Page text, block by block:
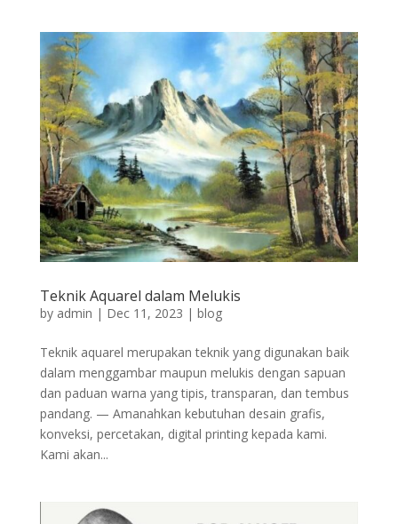
Teknik Aquarel dalam Melukis
by admin | Dec 11, 2023 | blog
Teknik aquarel merupakan teknik yang digunakan baik
dalam menggambar maupun melukis dengan sapuan
dan paduan warna yang tipis, transparan, dan tembus
pandang. — Amanahkan kebutuhan desain grafis,
konveksi, percetakan, digital printing kepada kami.
Kami akan...